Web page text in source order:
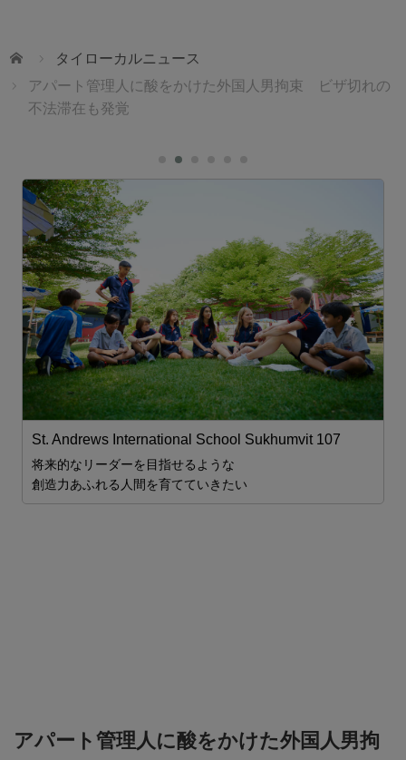
ホーム
タイローカルニュース
アパート管理人に酸をかけた外国人男拘束 ビザ切れの
不法滞在も発覚
St. Andrews International School Sukhumvit 107
将来的なリーダーを目指せるような
創造力あふれる人間を育てていきたい
アパート管理人に酸をかけた外国人男拘